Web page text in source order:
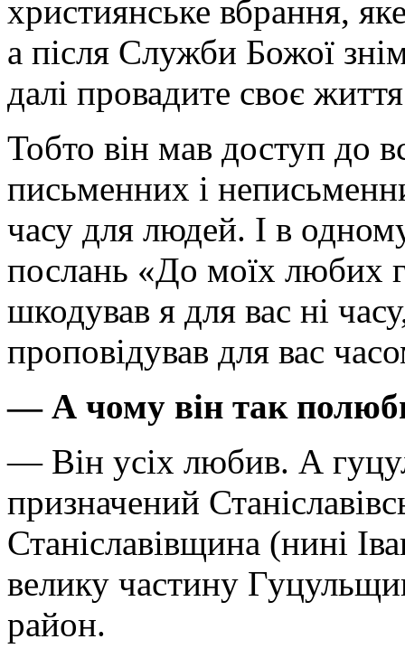
християнське вбрання,
а після Служби Божої
далі провадите своє
Тобто він мав доступ до
письменних і
часу для людей. І в
послань «До моїх любих
шкодував я для вас ні
проповідував для вас
— А чому він так
— Він усіх любив. А
призначений
Станіславівщина (нині
велику частину
район.